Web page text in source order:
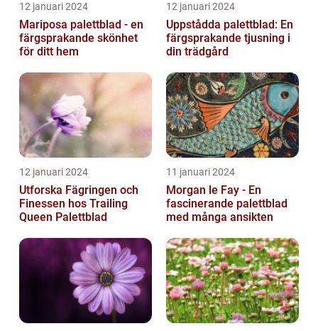
12 januari 2024
Mariposa palettblad - en
färgsprakande skönhet
för ditt hem
12 januari 2024
Uppstådda palettblad: En
färgsprakande tjusning i
din trädgård
12 januari 2024
Utforska Fägringen och
Finessen hos Trailing
Queen Palettblad
11 januari 2024
Morgan le Fay - En
fascinerande palettblad
med många ansikten